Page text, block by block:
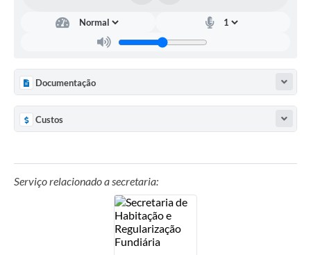
Documentação
Custos
Serviço relacionado a secretaria: